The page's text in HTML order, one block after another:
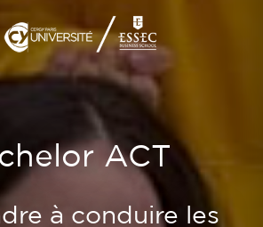
ACT
à conduire les